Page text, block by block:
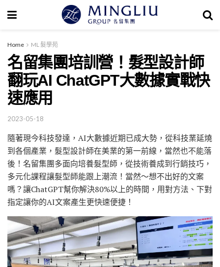
Home ML 髮學苑
名留集團培訓營！髮型設計師
翻玩AI ChatGPT大數據實戰快
速應用
2023-05-18
隨著現今科技發達，AI大數據近期已成大勢，從科技業延燒
到各個產業，髮型設計師在美業的第一前線，當然也不能落
後！名留集團多面向培養髮型師，從技術養成到行銷技巧，
多元化課程讓髮型師能跟上潮流！當然～想不出好的文案
嗎？讓ChatGPT幫你解決80%以上的時間，用對方法、下對
指定讓你的AI文案產生更快速便捷！